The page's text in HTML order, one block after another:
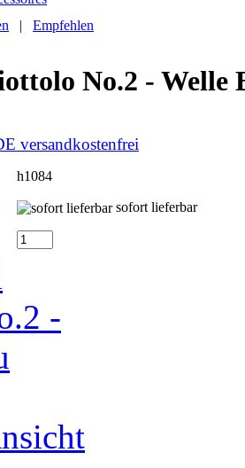
| Empfehlen
No.2 - Welle
versandkostenfrei
h1084
sofort lieferbar